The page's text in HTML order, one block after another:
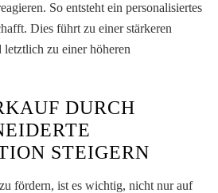
So entsteht ein personalisiertes
Dies führt zu einer stärkeren
zu einer höheren
DURCH
K
STEIGERN
fördern, ist es wichtig, nicht nur auf